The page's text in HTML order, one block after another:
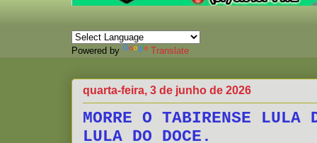
Powered by Translate
quarta-feira, 3 de junho de 2026
MORRE O TABIRENSE LULA
LULA DO DOCE.